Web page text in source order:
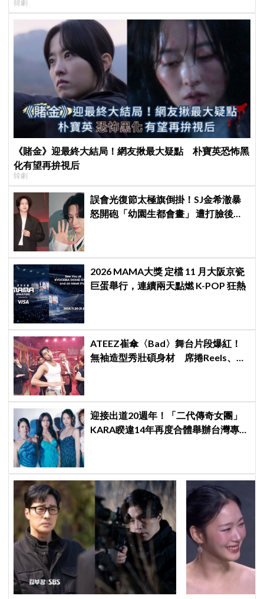
韓劇
《賭金》迎最終大結局！網友揪最大疑點 朴寶英恐怖黑
化有望再拚視后
韓劇
誤會光復節太極旗倒掛！SJ金希澈暴
怒開砲「幼園生都會畫」 遭打臉後火
2026 MAMA大獎 定檔 11 月大阪京瓷
巨蛋舉行，連續兩天點燃 K-POP 狂熱
ATEEZ崔傘〈Bad〉舞台片段爆紅！
無袖造型秀壯碩身材 席捲Reels、
迎接出道20週年！「二代傳奇女團」
KARA睽違14年再度合體舉辦台灣專場